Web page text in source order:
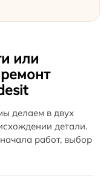
или
делаем в двух
детали.
работ, выбор